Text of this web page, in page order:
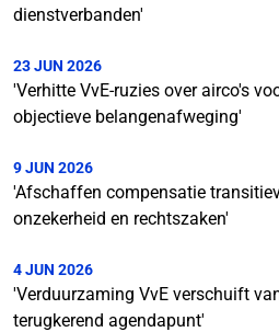
dienstverbanden'
23 JUN 2026
'Verhitte VvE-ruzies over airco's
objectieve belangenafweging'
9 JUN 2026
'Afschaffen compensatie
onzekerheid en rechtszaken'
4 JUN 2026
'Verduurzaming VvE verschuift
terugkerend agendapunt'